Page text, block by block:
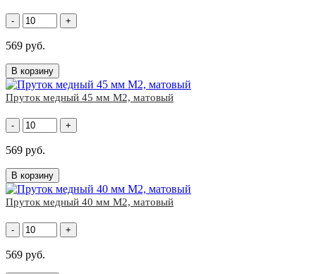
- +
569 руб.
В корзину
Пруток медный 45 мм М2, матовый
- +
569 руб.
В корзину
Пруток медный 40 мм М2, матовый
- +
569 руб.